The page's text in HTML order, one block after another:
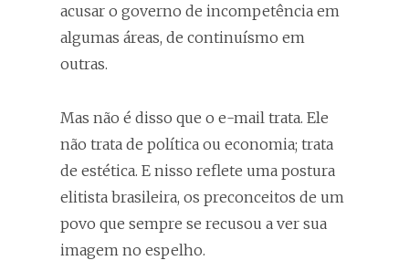
acusar o governo de incompetência em
algumas áreas, de continuísmo em
outras.
Mas não é disso que o e-mail trata. Ele
não trata de política ou economia; trata
de estética. E nisso reflete uma postura
elitista brasileira, os preconceitos de um
povo que sempre se recusou a ver sua
imagem no espelho.